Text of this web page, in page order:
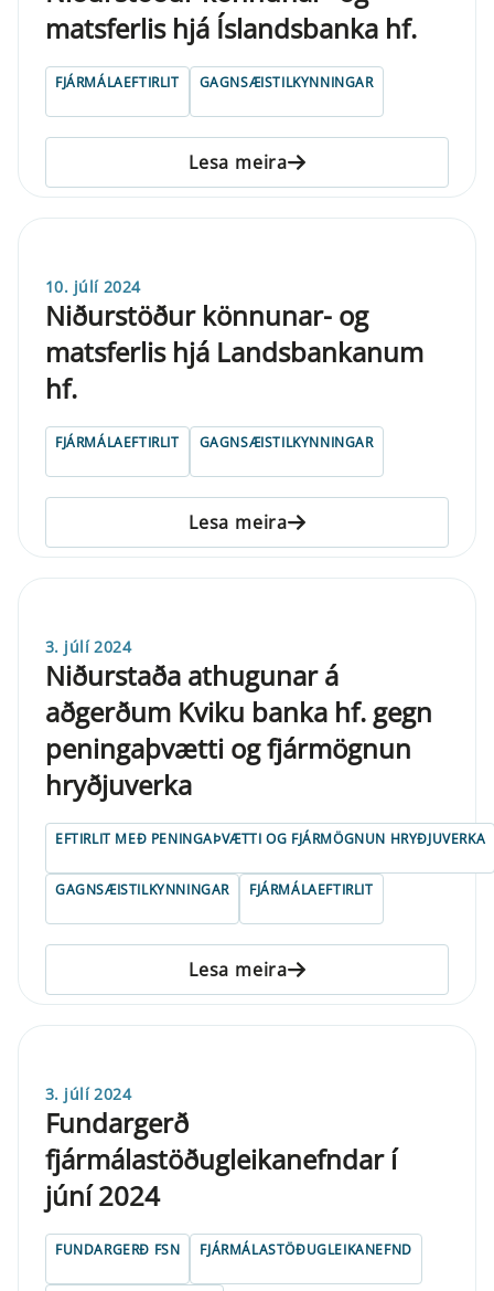
matsferlis hjá Íslandsbanka hf.
FJÁRMÁLAEFTIRLIT GAGNSÆISTILKYNNINGAR
Lesa meira
10. júlí 2024
Niðurstöður könnunar- og
matsferlis hjá Landsbankanum
hf.
FJÁRMÁLAEFTIRLIT GAGNSÆISTILKYNNINGAR
Lesa meira
3. júlí 2024
Niðurstaða athugunar á
aðgerðum Kviku banka hf. gegn
peningaþvætti og fjármögnun
hryðjuverka
EFTIRLIT MEÐ PENINGAÞVÆTTI OG FJÁRMÖGNUN HRYÐJUVERKA
GAGNSÆISTILKYNNINGAR FJÁRMÁLAEFTIRLIT
Lesa meira
3. júlí 2024
Fundargerð
fjármálastöðugleikanefndar í
júní 2024
FUNDARGERÐ FSN FJÁRMÁLASTÖÐUGLEIKANEFND